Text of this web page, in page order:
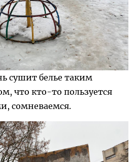
сушит белье таким
что кто-то пользуется
сомневаемся.